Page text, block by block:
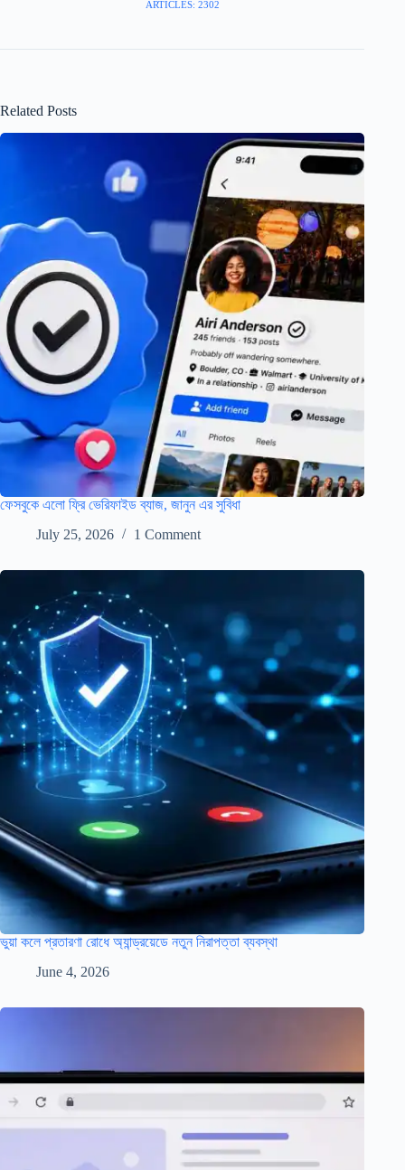
ARTICLES: 2302
Related Posts
ফেসবুকে এলো ফ্রি ভেরিফাইড ব্যাজ, জানুন এর সুবিধা
July 25, 2026
1 Comment
ভুয়া কলে প্রতারণা রোধে অ্যান্ড্রয়েডে নতুন নিরাপত্তা ব্যবস্থা
June 4, 2026